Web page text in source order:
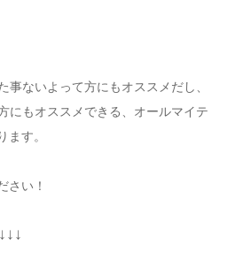
事ないよって方にもオススメだし、
にもオススメできる、オールマイテ
ます。
さい！